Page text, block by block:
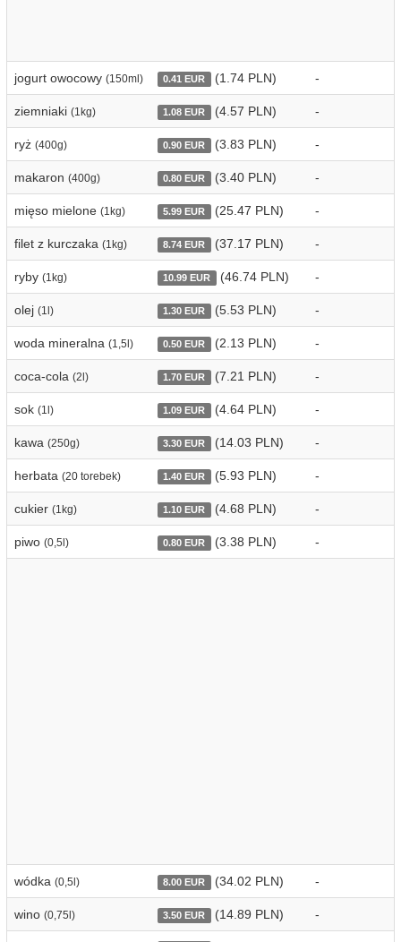
jogurt owocowy (150ml) 0.41 EUR (1.74 PLN) -
ziemniaki (1kg) 1.08 EUR (4.57 PLN) -
ryż (400g) 0.90 EUR (3.83 PLN) -
makaron (400g) 0.80 EUR (3.40 PLN) -
mięso mielone (1kg) 5.99 EUR (25.47 PLN) -
filet z kurczaka (1kg) 8.74 EUR (37.17 PLN) -
ryby (1kg) 10.99 EUR (46.74 PLN) -
olej (1l) 1.30 EUR (5.53 PLN) -
woda mineralna (1,5l) 0.50 EUR (2.13 PLN) -
coca-cola (2l) 1.70 EUR (7.21 PLN) -
sok (1l) 1.09 EUR (4.64 PLN) -
kawa (250g) 3.30 EUR (14.03 PLN) -
herbata (20 torebek) 1.40 EUR (5.93 PLN) -
cukier (1kg) 1.10 EUR (4.68 PLN) -
piwo (0,5l) 0.80 EUR (3.38 PLN) -
wódka (0,5l) 8.00 EUR (34.02 PLN) -
wino (0,75l) 3.50 EUR (14.89 PLN) -